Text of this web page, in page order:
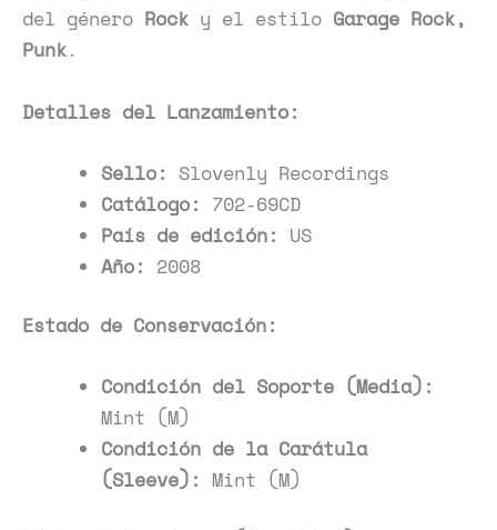
del género Rock y el estilo Garage Rock,
Punk.
Detalles del Lanzamiento:
Sello: Slovenly Recordings
Catálogo: 702-69CD
País de edición: US
Año: 2008
Estado de Conservación:
Condición del Soporte (Media):
Mint (M)
Condición de la Carátula
(Sleeve): Mint (M)